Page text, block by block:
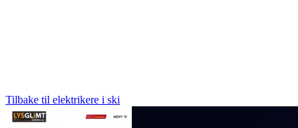
Tilbake til elektrikere i ski